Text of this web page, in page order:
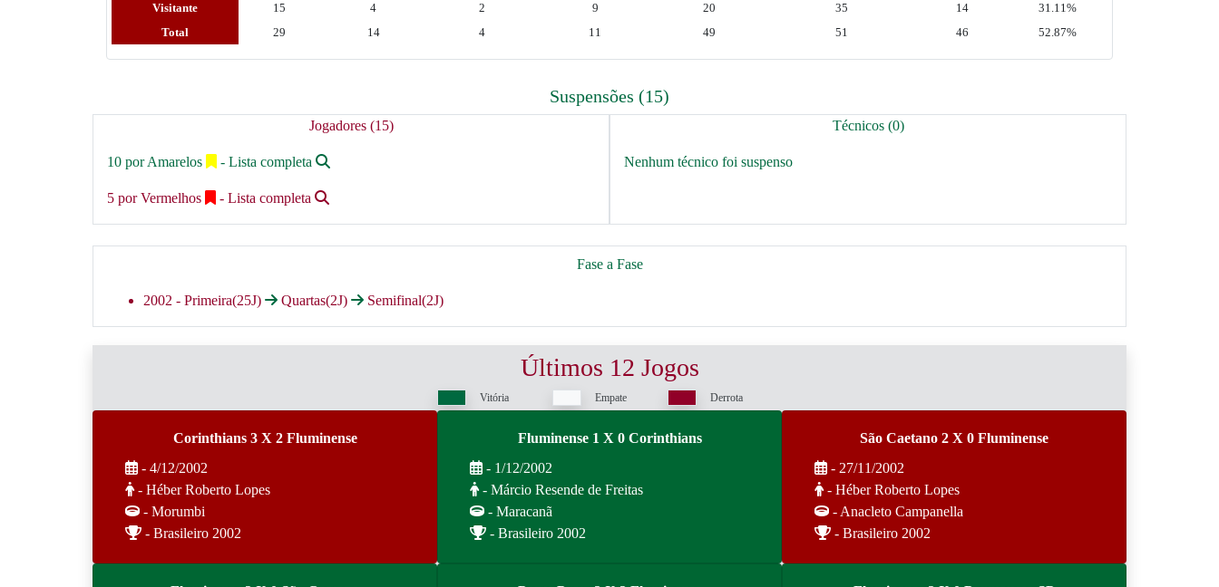
Visitante
15 4 2 9 20 35 14
31.11%
Total
29 14 4 11 49 51 46 52.87%
Suspensões (15)
Jogadores (15)
10 por Amarelos - Lista completa
5 por Vermelhos - Lista completa
Técnicos (0)
Nenhum técnico foi suspenso
Fase a Fase
2002 - Primeira(25J) Quartas(2J) Semifinal(2J)
Últimos 12 Jogos
Vitória Empate Derrota
Corinthians 3 X 2 Fluminense
- 4/12/2002
- Héber Roberto Lopes
- Morumbi
- Brasileiro 2002
Fluminense 1 X 0 Corinthians
- 1/12/2002
- Márcio Resende de Freitas
- Maracanã
- Brasileiro 2002
São Caetano 2 X 0 Fluminense
- 27/11/2002
- Héber Roberto Lopes
- Anacleto Campanella
- Brasileiro 2002